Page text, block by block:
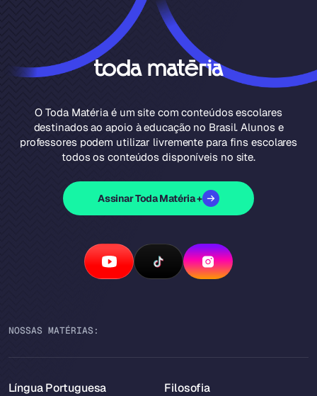
O Toda Matéria é um site com conteúdos escolares
destinados ao apoio à educação no Brasil. Alunos e
professores podem utilizar livremente para fins escolares
todos os conteúdos disponíveis no site.
Assinar Toda Matéria +
NOSSAS MATÉRIAS:
Língua Portuguesa Filosofia